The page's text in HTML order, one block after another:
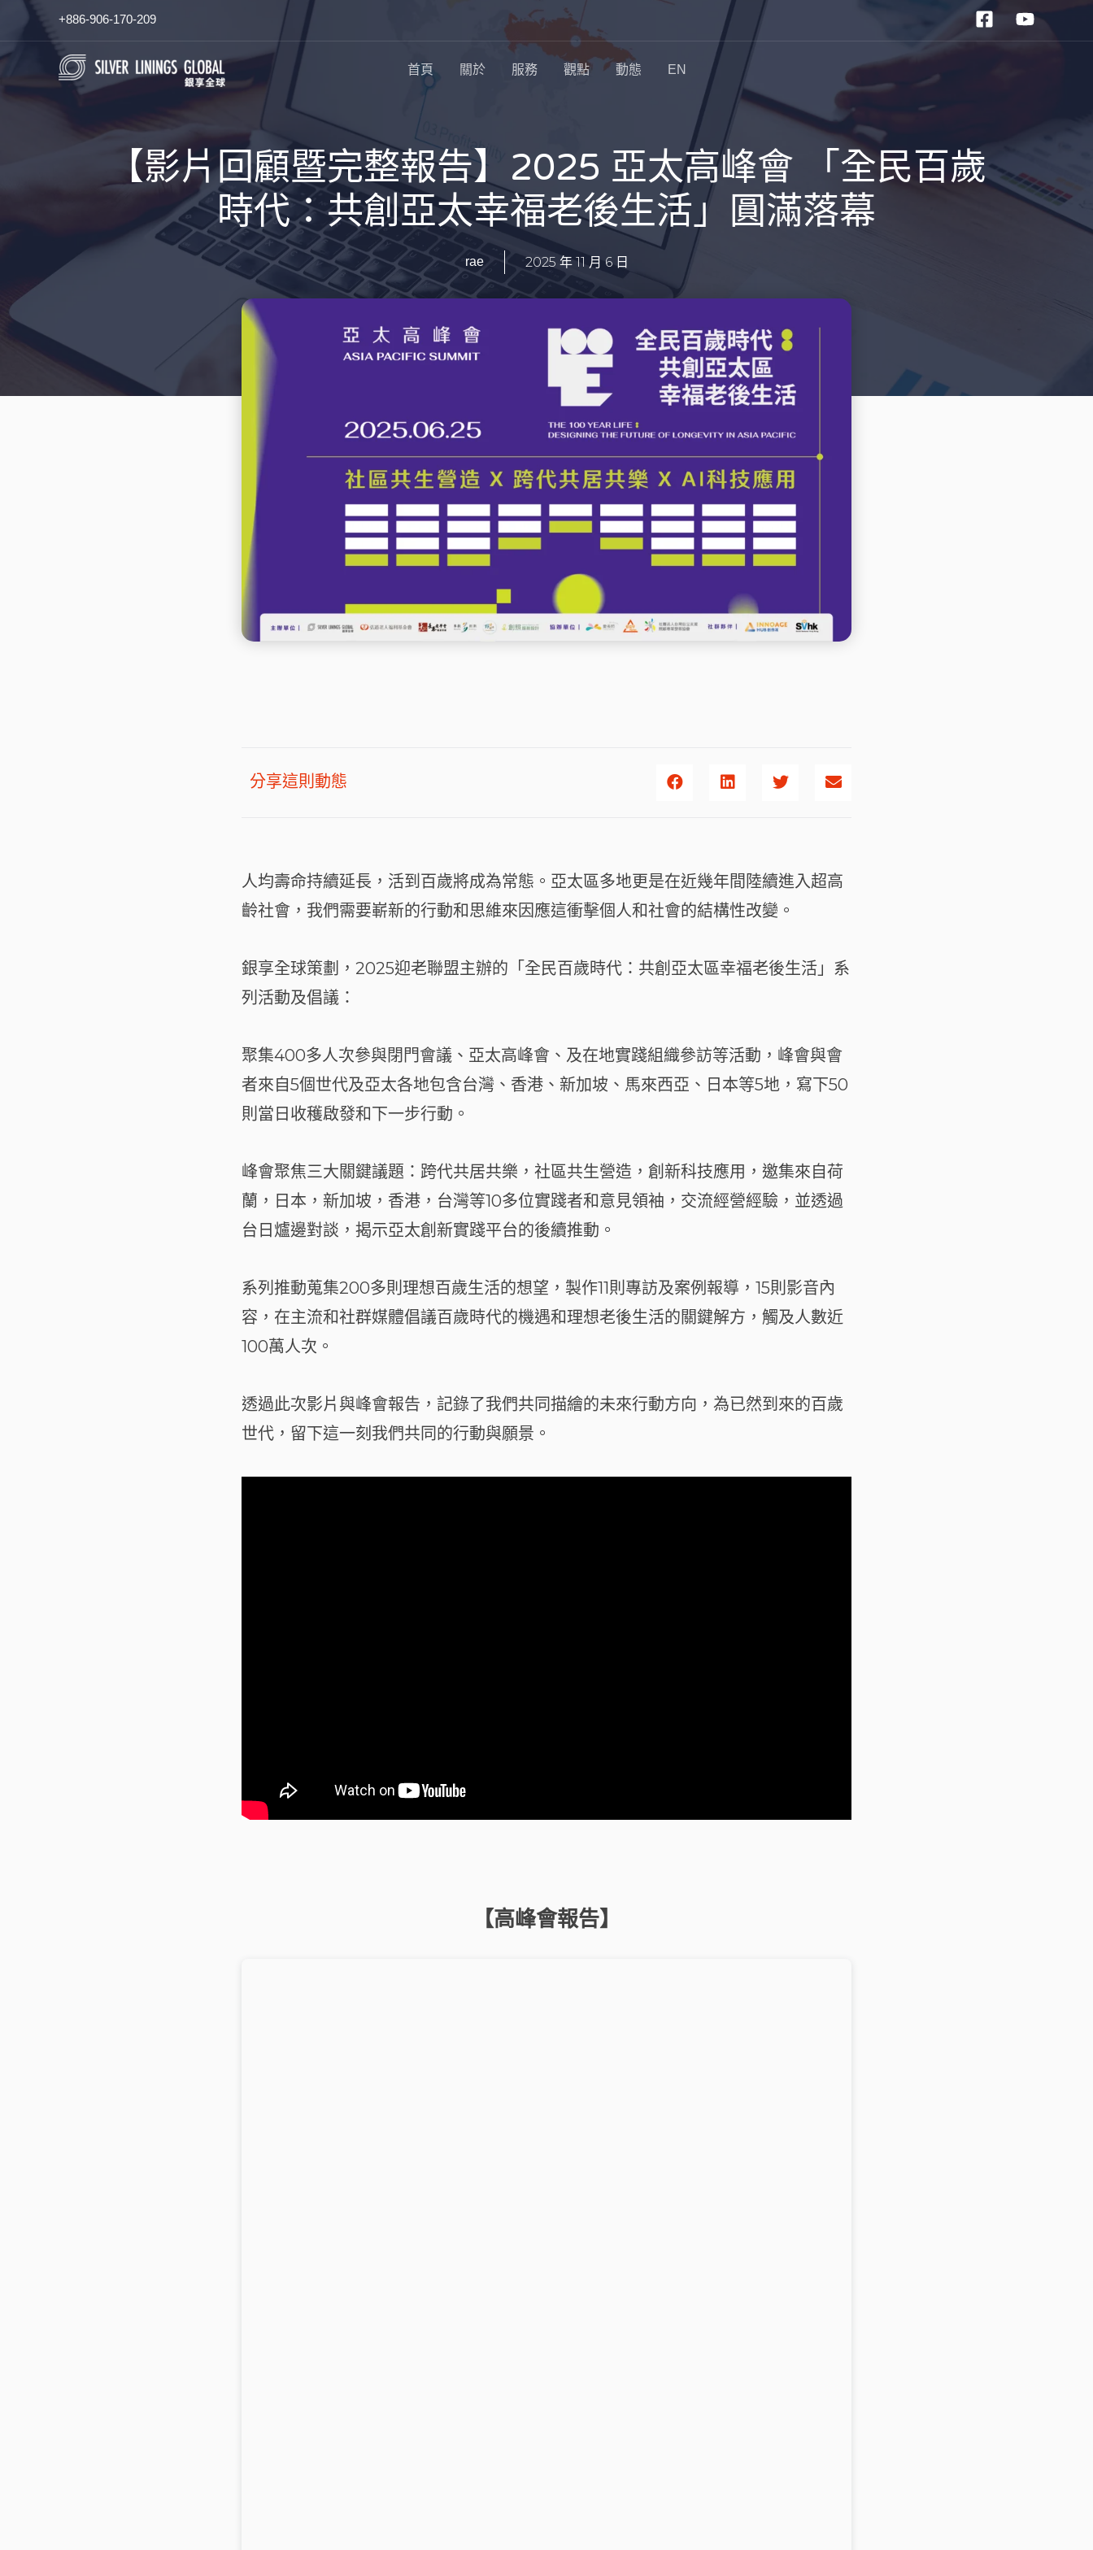
主
+886-906-170-209
首頁 關於 服務 觀點 動態 EN
【影片回顧暨完整報告】2025 亞太高峰會 「全民百歲
時代：共創亞太幸福老後生活」圓滿落幕
rae 2025 年 11 月 6 日
分享這則動態
人均壽命持續延長，活到百歲將成為常態。亞太區多地更是在近幾年間陸續進入超高
齡社會，我們需要嶄新的行動和思維來因應這衝擊個人和社會的結構性改變。
銀享全球策劃，2025迎老聯盟主辦的「全民百歲時代：共創亞太區幸福老後生活」系
列活動及倡議：
聚集400多人次參與閉門會議、亞太高峰會、及在地實踐組織參訪等活動，峰會與會
者來自5個世代及亞太各地包含台灣、香港、新加坡、馬來西亞、日本等5地，寫下50
則當日收穫啟發和下一步行動。
峰會聚焦三大關鍵議題：跨代共居共樂，社區共生營造，創新科技應用，邀集來自荷
蘭，日本，新加坡，香港，台灣等10多位實踐者和意見領袖，交流經營經驗，並透過
台日爐邊對談，揭示亞太創新實踐平台的後續推動。
系列推動蒐集200多則理想百歲生活的想望，製作11則專訪及案例報導，15則影音內
容，在主流和社群媒體倡議百歲時代的機遇和理想老後生活的關鍵解方，觸及人數近
100萬人次。
透過此次影片與峰會報告，記錄了我們共同描繪的未來行動方向，為已然到來的百歲
世代，留下這一刻我們共同的行動與願景。
【高峰會報告】